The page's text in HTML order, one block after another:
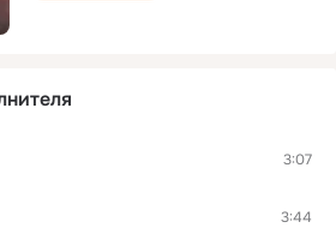
3:07
3:44